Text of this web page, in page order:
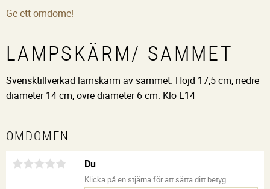
Ge ett omdöme!
LAMPSKÄRM/ SAMMET
Svensktillverkad lamskärm av sammet. Höjd 17,5 cm, nedre
diameter 14 cm, övre diameter 6 cm. Klo E14
OMDÖMEN
Du
Klicka på en stjärna för att sätta ditt betyg